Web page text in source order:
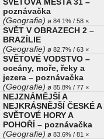
poznávačka
(Geografie) ø 84.1% / 58 ×
SVĚT V OBRAZECH 2 –
BRAZÍLIE
(Geografie) ø 82.7% / 63 ×
SVĚTOVÉ VODSTVO –
oceány, moře, řeky a
jezera – poznávačka
(Geografie) ø 85.8% / 77 ×
NEJZNÁMĚJŠÍ A
NEJKRÁSNĚJŠÍ ČESKÉ A
SVĚTOVÉ HORY A
POHOŘÍ – poznávačka
(Geografie) ø 83.6% / 81 ×